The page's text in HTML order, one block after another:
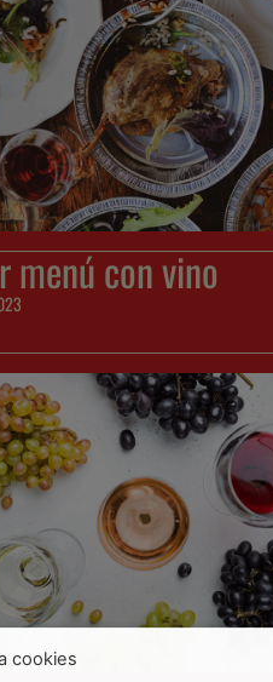
menú con vino
cookies